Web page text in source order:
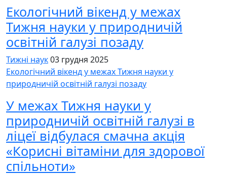
Екологічний вікенд у межах
Тижня науки у природничій
освітній галузі позаду
Тижні наук03 грудня 2025
Екологічний вікенд у межах Тижня науки у
природничій освітній галузі позаду
У межах Тижня науки у
природничій освітній галузі в
ліцеї відбулася смачна акція
«Корисні вітаміни для здорової
спільноти»